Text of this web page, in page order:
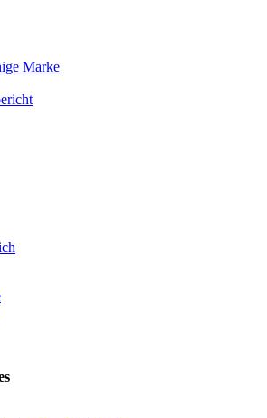
Marke